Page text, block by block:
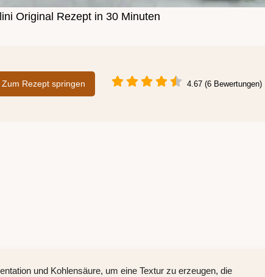
Original Rezept in 30 Minuten
Zum Rezept springen 4.67 (6 Bewertungen)
und Kohlensäure, um eine Textur zu erzeugen, die